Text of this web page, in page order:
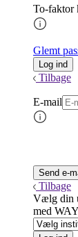
To-faktor
Glemt
Tilbage
E-mail
Tilbage
Vælg din
med